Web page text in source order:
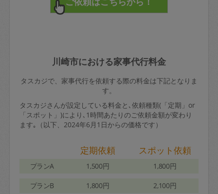
川崎市における家事代行料金
タスカジで、家事代行を依頼する際の料金は下記となりま
す。
タスカジさんが設定している料金と､依頼種類(「定期」or
「スポット」)により､1時間あたりのご依頼金額が変わり
ます｡（以下、2024年6月1日からの価格です）
定期依頼 スポット依頼
プランA 1,500円 1,800円
プランB 1,800円 2,100円